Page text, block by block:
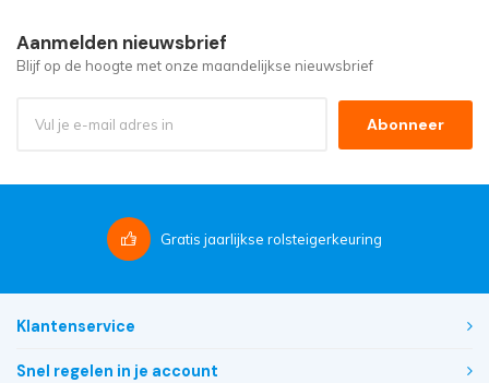
Aanmelden nieuwsbrief
Blijf op de hoogte met onze maandelijkse nieuwsbrief
Abonneer
Gratis jaarlijkse rolsteigerkeuring
Klantenservice
Snel regelen in je account